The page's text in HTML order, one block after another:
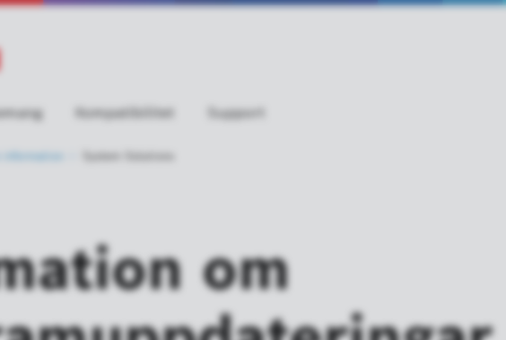
Kompatibilitet Support
om